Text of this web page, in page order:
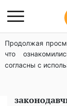
Продолжая
что
согласны с
Жаль, що таке
рідкісний ЗАЗ
Ігор